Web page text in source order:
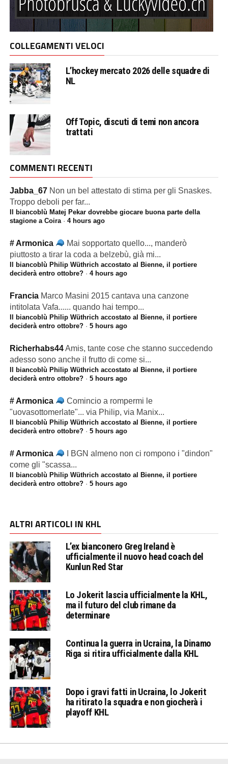
COLLEGAMENTI VELOCI
L’hockey mercato 2026 delle squadre di
NL
Off Topic, discuti di temi non ancora
trattati
COMMENTI RECENTI
Jabba_67 Non un bel attestato di stima per gli Snaskes.
Troppo deboli per far...
Il biancoblù Matej Pekar dovrebbe giocare buona parte della
stagione a Coira· 4 hours ago
# Armonica
Mai sopportato quello..., manderò
piuttosto a tirar la coda a belzebù, già mi...
Il biancoblù Philip Wüthrich accostato al Bienne, il portiere
deciderà entro ottobre?· 4 hours ago
Francia Marco Masini 2015 cantava una canzone
intitolata Vafa...... quando hai tempo...
Il biancoblù Philip Wüthrich accostato al Bienne, il portiere
deciderà entro ottobre?· 5 hours ago
Richerhabs44Amis, tante cose che stanno succedendo
adesso sono anche il frutto di come si...
Il biancoblù Philip Wüthrich accostato al Bienne, il portiere
deciderà entro ottobre?· 5 hours ago
# Armonica
Comincio a rompermi le
"uovasottomerlate"... via Philip, via Manix...
Il biancoblù Philip Wüthrich accostato al Bienne, il portiere
deciderà entro ottobre?· 5 hours ago
# Armonica
I BGN almeno non ci rompono i "dindon"
come gli "scassa...
Il biancoblù Philip Wüthrich accostato al Bienne, il portiere
deciderà entro ottobre?· 5 hours ago
ALTRI ARTICOLI IN KHL
L’ex bianconero Greg Ireland è
ufficialmente il nuovo head coach del
Kunlun Red Star
Lo Jokerit lascia ufficialmente la KHL,
ma il futuro del club rimane da
determinare
Continua la guerra in Ucraina, la Dinamo
Riga si ritira ufficialmente dalla KHL
Dopo i gravi fatti in Ucraina, lo Jokerit
ha ritirato la squadra e non giocherà i
playoff KHL